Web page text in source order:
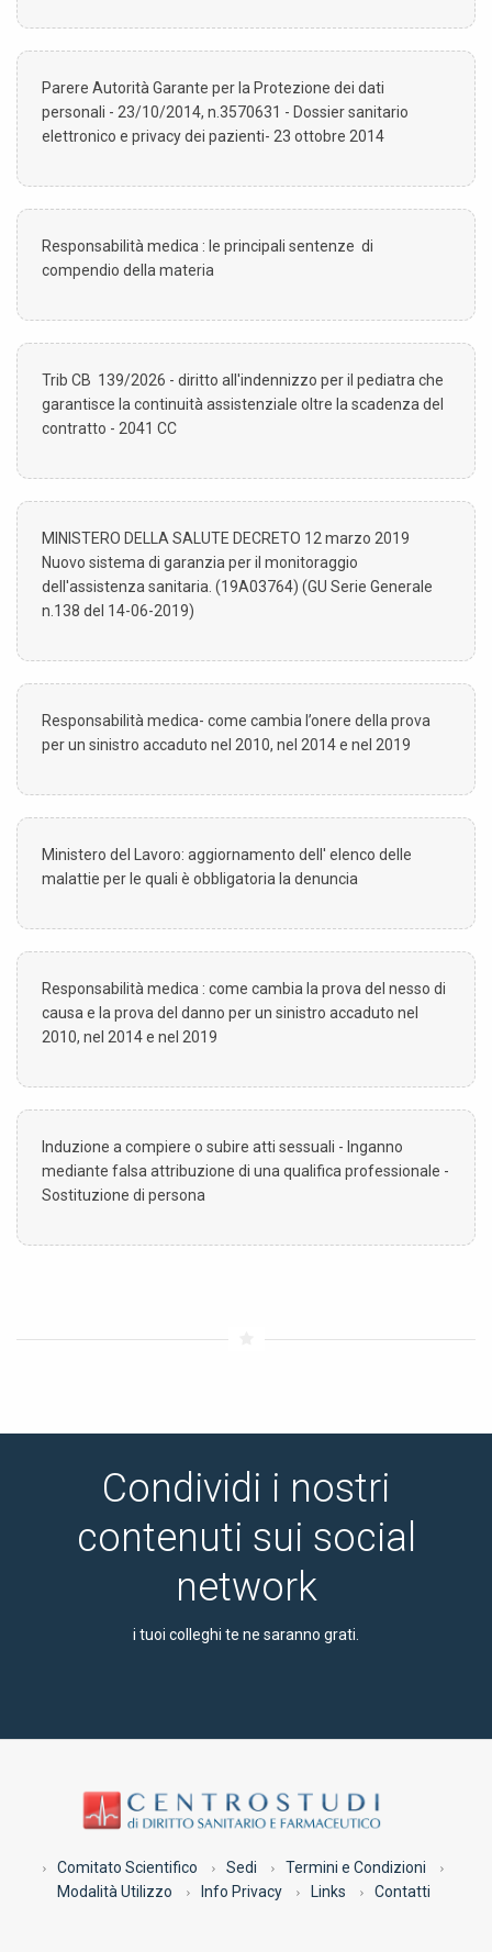
Parere Autorità Garante per la Protezione dei dati
personali - 23/10/2014, n.3570631 - Dossier sanitario
elettronico e privacy dei pazienti- 23 ottobre 2014
Responsabilità medica : le principali sentenze di
compendio della materia
Trib CB 139/2026 - diritto all'indennizzo per il pediatra che
garantisce la continuità assistenziale oltre la scadenza del
contratto - 2041 CC
MINISTERO DELLA SALUTE DECRETO 12 marzo 2019
Nuovo sistema di garanzia per il monitoraggio
dell'assistenza sanitaria. (19A03764) (GU Serie Generale
n.138 del 14-06-2019)
Responsabilità medica- come cambia l’onere della prova
per un sinistro accaduto nel 2010, nel 2014 e nel 2019
Ministero del Lavoro: aggiornamento dell' elenco delle
malattie per le quali è obbligatoria la denuncia
Responsabilità medica : come cambia la prova del nesso di
causa e la prova del danno per un sinistro accaduto nel
2010, nel 2014 e nel 2019
Induzione a compiere o subire atti sessuali - Inganno
mediante falsa attribuzione di una qualifica professionale -
Sostituzione di persona
Condividi i nostri
contenuti sui social
network
i tuoi colleghi te ne saranno grati.
Comitato Scientifico Sedi
Termini e Condizioni
Modalità Utilizzo
Info Privacy Links Contatti